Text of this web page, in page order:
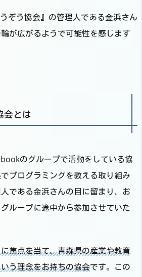
ぞう協会』の管理人である金浜さん
が広がるようで可能性を感じます
会とは
のグループで活動をしている協
プログラミングを教える取り組み
である金浜さんの目に留まり、お
ループに途中から参加させていた
焦点を当て、青森県の産業や教育
う理念をお持ちの協会です。この